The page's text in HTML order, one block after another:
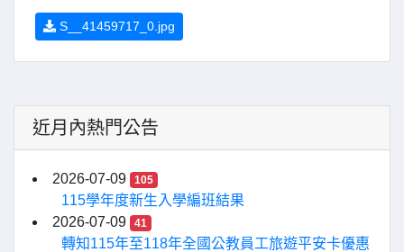
S__41459717_0.jpg
近月內熱門公告
2026-07-09 105
115學年度新生入學編班結果
2026-07-09
41
轉知115年至118年全國公教員工旅遊平安卡優惠